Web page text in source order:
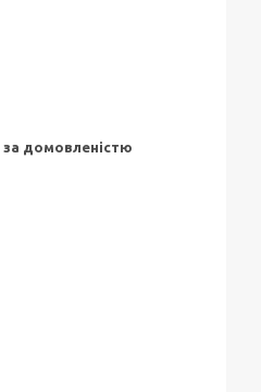
за домовленістю